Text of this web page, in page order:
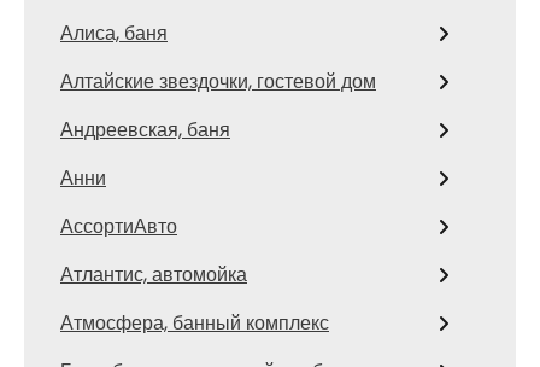
Алиса, баня
Алтайские звездочки, гостевой дом
Андреевская, баня
Анни
АссортиАвто
Атлантис, автомойка
Атмосфера, банный комплекс